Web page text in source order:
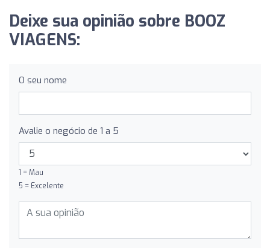
Deixe sua opinião sobre BOOZ
VIAGENS:
O seu nome
Avalie o negócio de 1 a 5
1 = Mau
5 = Excelente